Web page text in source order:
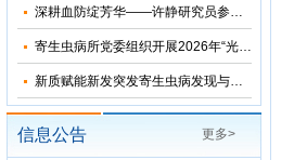
深耕血防绽芳华——许静研究员参加2026年“我和我的疾控故事”宣讲会
寄生虫病所党委组织开展2026年“光荣在党50年”纪念章颁发仪式
新质赋能新发突发寄生虫病发现与科研能力提升培训班在苏州成功举办
信息公告 更多>